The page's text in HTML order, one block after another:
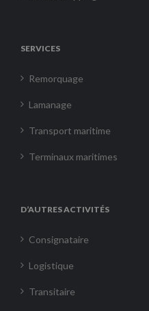
SERVICES
Remorquage
Lamanage
Transport maritime
Terminaux maritimes
D’AUTRES ACTIVITÉS
Consignataire
Logistique
Transitaire